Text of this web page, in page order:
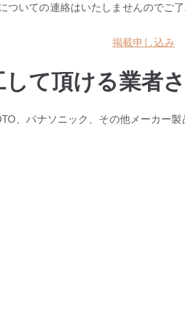
ついての連絡はいたしませんのでご了
掲載申し込み
て頂ける業者
、パナソニック、その他メーカー